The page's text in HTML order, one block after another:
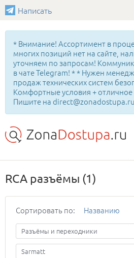
Написать
* Внимание! Ассортимент в
многих позиций нет на сайте,
уточняем по запросам!
в чате Telegram! * * Нужен
продаж технических систем
Комфортные условия +
Пишите на
RCA разъёмы (1)
Сортировать по: Названию
Разъёмы и переходники
Sarmatt